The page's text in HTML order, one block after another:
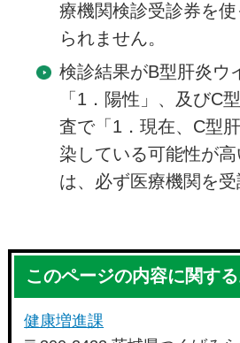
療機関検診受診券を
られません。
検診結果がB型肝炎ウ
「1．陽性」、及びC
査で「1．現在、C型
染している可能性が
は、必ず医療機関を受
このページの内容に関す
健康増進課